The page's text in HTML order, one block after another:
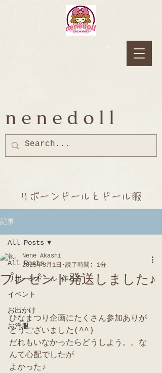
nenedoll
リボーンドールとドール服
記事
All Posts
リボーンドール 作り方
イベント
お出かけ
お洋服
All Posts
プレゼント発送しました♪
Nene Akashi
2025年3月1日
読了時間: 1分
ひなまつり企画にたくさん参加ありが
とうございました(^^)
だれもいなかったらどうしよう。。な
んて心配でしたが
よかった♪